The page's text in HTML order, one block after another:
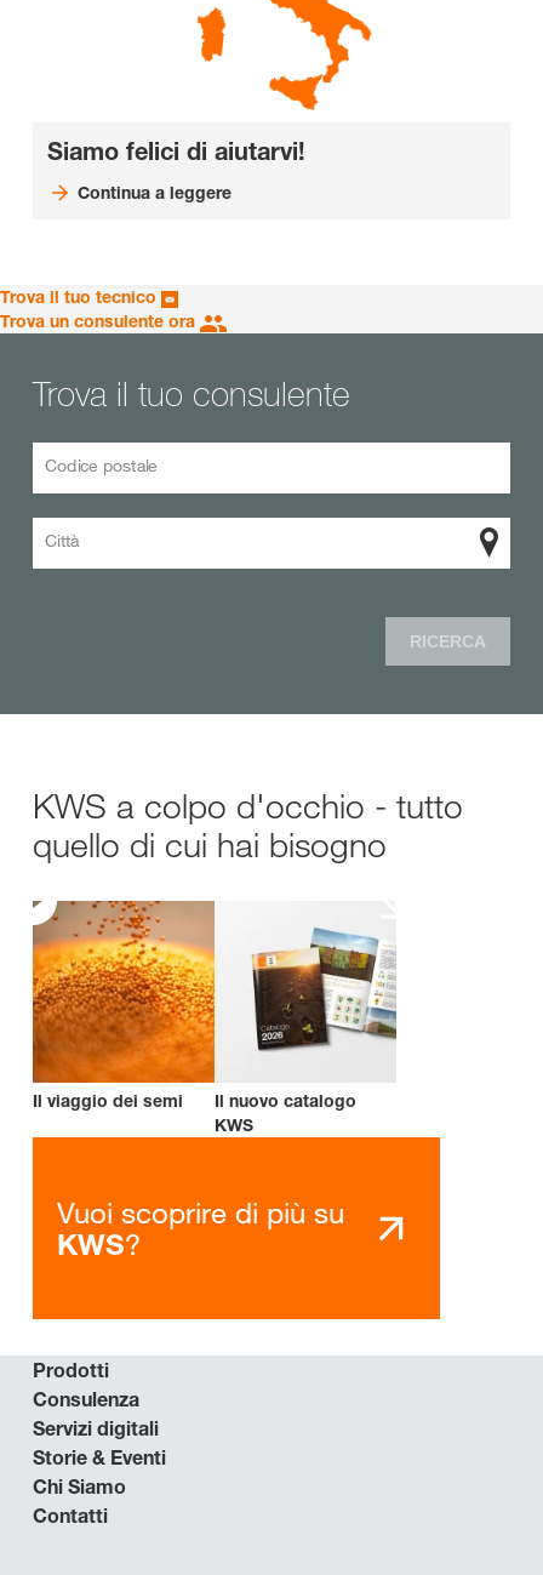
Siamo felici di aiutarvi!
Continua a leggere
Trova il tuo tecnico
Trova un consulente ora
Trova il tuo consulente
Codice postale
Città
RICERCA
KWS a colpo d'occhio - tutto
quello di cui hai bisogno
Il viaggio dei semi
Il nuovo catalogo
KWS
Vuoi scoprire di più su
KWS?
Prodotti
Consulenza
Servizi digitali
Storie & Eventi
Chi Siamo
Contatti